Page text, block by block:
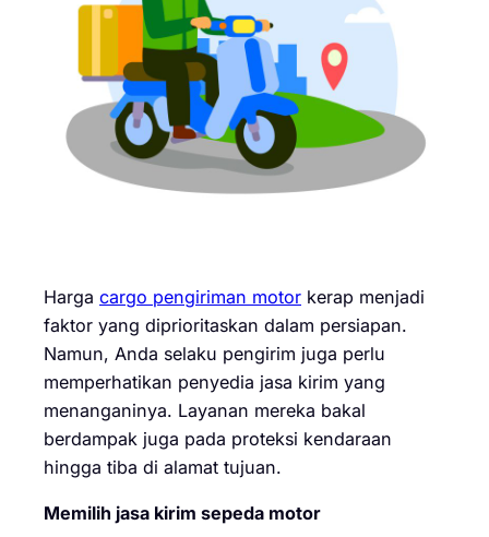
Harga cargo pengiriman motor kerap menjadi
faktor yang diprioritaskan dalam persiapan.
Namun, Anda selaku pengirim juga perlu
memperhatikan penyedia jasa kirim yang
menanganinya. Layanan mereka bakal
berdampak juga pada proteksi kendaraan
hingga tiba di alamat tujuan.
Memilih jasa kirim sepeda motor